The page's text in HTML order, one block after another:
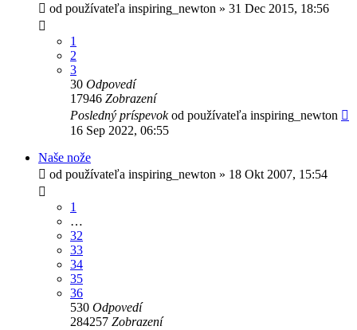
od používateľa inspiring_newton » 31 Dec 2015, 18:56
1
2
3
30 Odpovedí
17946 Zobrazení
Posledný príspevokod používateľa inspiring_newton
16 Sep 2022, 06:55
Naše nože
od používateľa inspiring_newton » 18 Okt 2007, 15:54
1
…
32
33
34
35
36
530 Odpovedí
284257 Zobrazení